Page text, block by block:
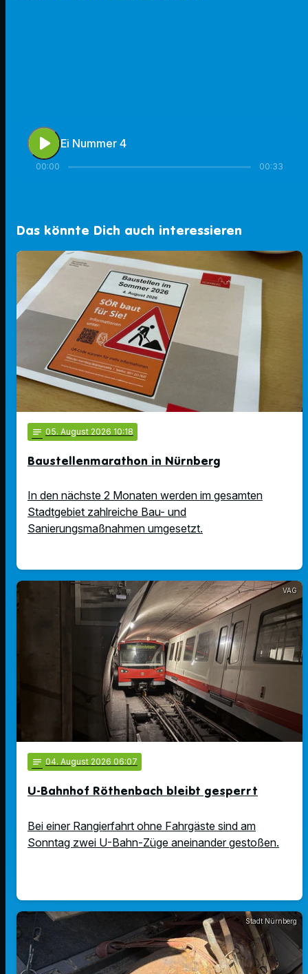
play_arrow Ei Nummer 4
00:00 00:33
Das könnte Dich auch interessieren
notes 05. August 2026 10:18
Baustellenmarathon in Nürnberg
In den nächste 2 Monaten werden im gesamten
Stadtgebiet zahlreiche Bau- und
Sanierungsmaßnahmen umgesetzt.
VAG
notes 04. August 2026 06:07
U-Bahnhof Röthenbach bleibt gesperrt
Bei einer Rangierfahrt ohne Fahrgäste sind am
Sonntag zwei U-Bahn-Züge aneinander gestoßen.
Stadt Nürnberg